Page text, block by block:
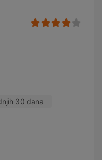
30 dana